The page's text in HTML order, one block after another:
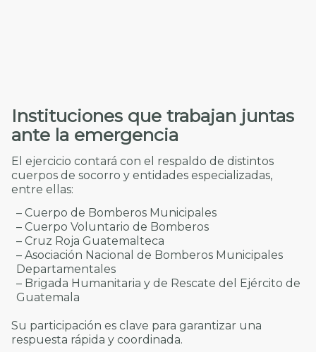
Instituciones que trabajan juntas
ante la emergencia
El ejercicio contará con el respaldo de distintos
cuerpos de socorro y entidades especializadas,
entre ellas:
– Cuerpo de Bomberos Municipales
– Cuerpo Voluntario de Bomberos
– Cruz Roja Guatemalteca
– Asociación Nacional de Bomberos Municipales
Departamentales
– Brigada Humanitaria y de Rescate del Ejército de
Guatemala
Su participación es clave para garantizar una
respuesta rápida y coordinada.